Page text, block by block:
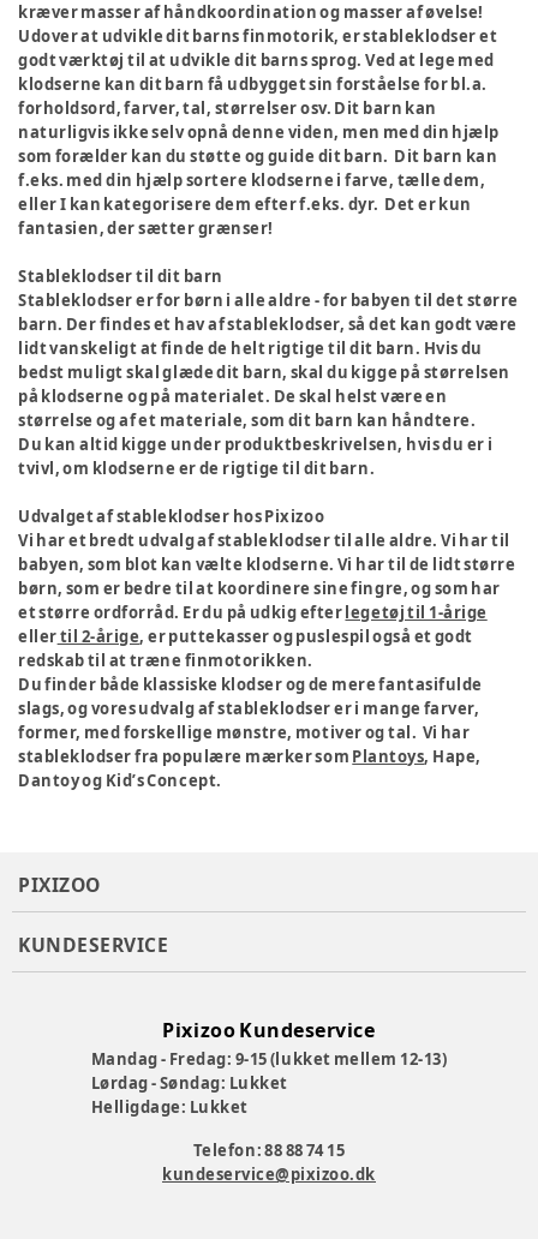
kræver masser af håndkoordination og masser af øvelse!
Udover at udvikle dit barns finmotorik, er stableklodser et
godt værktøj til at udvikle dit barns sprog. Ved at lege med
klodserne kan dit barn få udbygget sin forståelse for bl.a.
forholdsord, farver, tal, størrelser osv. Dit barn kan
naturligvis ikke selv opnå denne viden, men med din hjælp
som forælder kan du støtte og guide dit barn. Dit barn kan
f.eks. med din hjælp sortere klodserne i farve, tælle dem,
eller I kan kategorisere dem efter f.eks. dyr. Det er kun
fantasien, der sætter grænser!
Stableklodser til dit barn
Stableklodser er for børn i alle aldre - for babyen til det større
barn. Der findes et hav af stableklodser, så det kan godt være
lidt vanskeligt at finde de helt rigtige til dit barn. Hvis du
bedst muligt skal glæde dit barn, skal du kigge på størrelsen
på klodserne og på materialet. De skal helst være en
størrelse og af et materiale, som dit barn kan håndtere.
Du kan altid kigge under produktbeskrivelsen, hvis du er i
tvivl, om klodserne er de rigtige til dit barn.
Udvalget af stableklodser hos Pixizoo
Vi har et bredt udvalg af stableklodser til alle aldre. Vi har til
babyen, som blot kan vælte klodserne. Vi har til de lidt større
børn, som er bedre til at koordinere sine fingre, og som har
et større ordforråd. Er du på udkig efterlegetøj til 1-årige
ellertil 2-årige, er puttekasser og puslespil også et godt
redskab til at træne finmotorikken.
Du finder både klassiske klodser og de mere fantasifulde
slags, og vores udvalg af stableklodser er i mange farver,
former, med forskellige mønstre, motiver og tal. Vi har
stableklodser fra populære mærker som Plantoys, Hape,
Dantoy og Kid’s Concept.
PIXIZOO
KUNDESERVICE
Pixizoo Kundeservice
Mandag - Fredag: 9-15 (lukket mellem 12-13)
Lørdag - Søndag: Lukket
Helligdage: Lukket
Telefon: 88 88 74 15
kundeservice@pixizoo.dk